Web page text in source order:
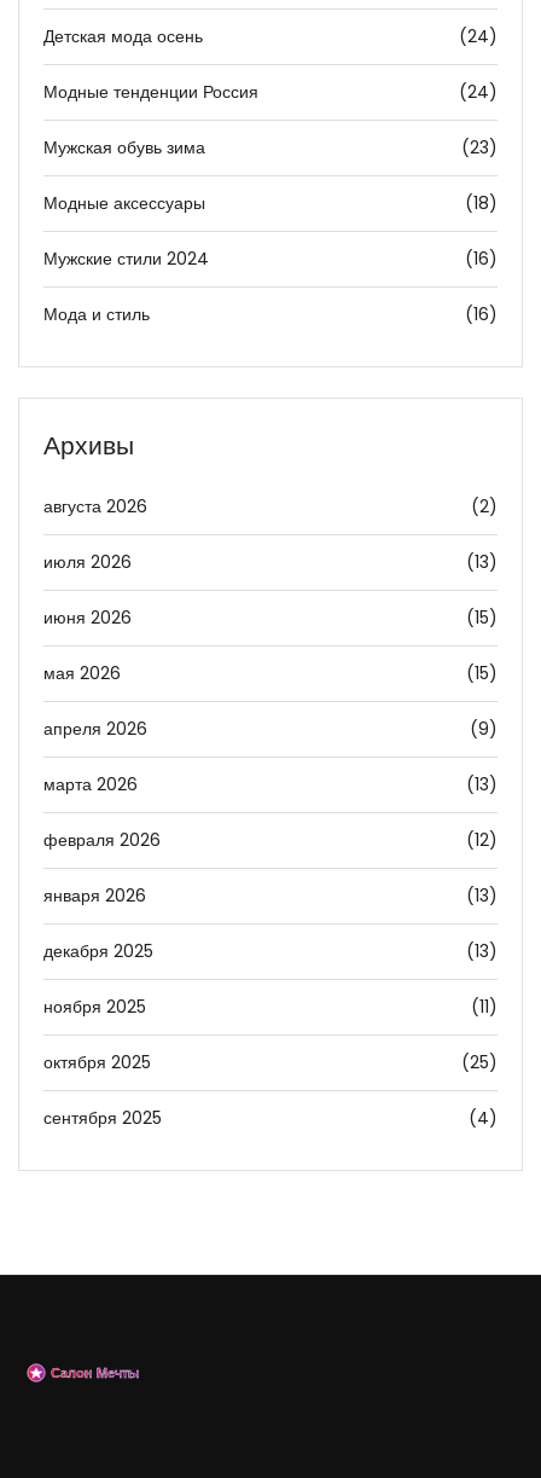
Детская мода осень (24)
Модные тенденции Россия (24)
Мужская обувь зима (23)
Модные аксессуары (18)
Мужские стили 2024 (16)
Мода и стиль (16)
Архивы
августа 2026 (2)
июля 2026 (13)
июня 2026 (15)
мая 2026 (15)
апреля 2026 (9)
марта 2026 (13)
февраля 2026 (12)
января 2026 (13)
декабря 2025 (13)
ноября 2025 (11)
октября 2025 (25)
сентября 2025 (4)